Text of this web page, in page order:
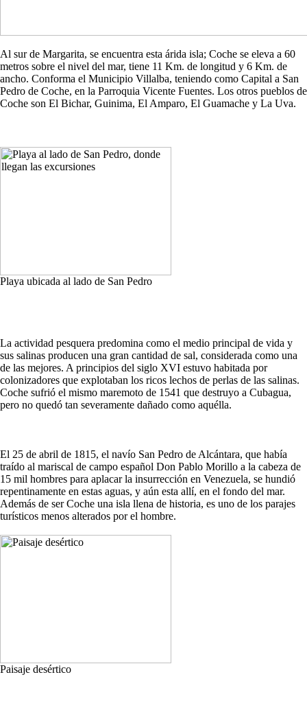
Al sur de Margarita, se encuentra esta árida isla; Coche se eleva a 60
metros sobre el nivel del mar, tiene 11 Km. de longitud y 6 Km. de
ancho. Conforma el Municipio Villalba, teniendo como Capital a San
Pedro de Coche, en la Parroquia Vicente Fuentes. Los otros pueblos de
Coche son El Bichar, Guinima, El Amparo, El Guamache y La Uva.
Playa ubicada al lado de San Pedro
La actividad pesquera predomina como el medio principal de vida y
sus salinas producen una gran cantidad de sal, considerada como una
de las mejores. A principios del siglo XVI estuvo habitada por
colonizadores que explotaban los ricos lechos de perlas de las salinas.
Coche sufrió el mismo maremoto de 1541 que destruyo a Cubagua,
pero no quedó tan severamente dañado como aquélla.
El 25 de abril de 1815, el navío San Pedro de Alcántara, que había
traído al mariscal de campo español Don Pablo Morillo a la cabeza de
15 mil hombres para aplacar la insurrección en Venezuela, se hundió
repentinamente en estas aguas, y aún esta allí, en el fondo del mar.
Además de ser Coche una isla llena de historia, es uno de los parajes
turísticos menos alterados por el hombre.
Paisaje desértico